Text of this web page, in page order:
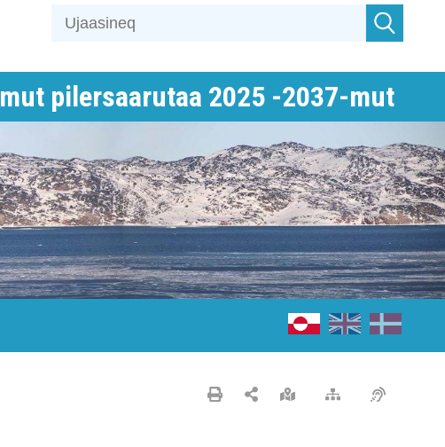
pilersaarutaa 2025 -2037-mut